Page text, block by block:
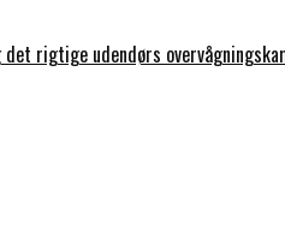
rigtige udendørs